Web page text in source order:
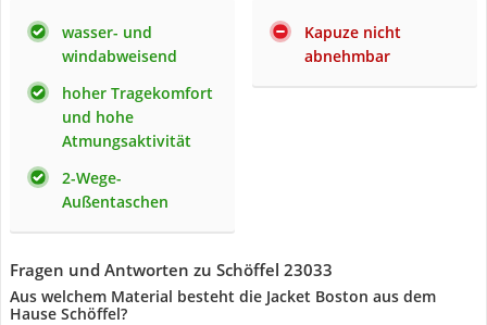
wasser- und
windabweisend
hoher Tragekomfort
und hohe
Atmungsaktivität
2-Wege-
Außentaschen
Kapuze nicht
abnehmbar
Fragen und Antworten zu Schöffel 23033
Aus welchem Material besteht die Jacket Boston aus dem
Hause Schöffel?